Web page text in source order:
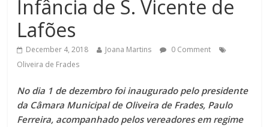
Infância de S. Vicente de
Lafões
December 4, 2018 Joana Martins
0 Comment
Oliveira de Frades
No dia 1 de dezembro foi inaugurado pelo presidente
da Câmara Municipal de Oliveira de Frades, Paulo
Ferreira, acompanhado pelos vereadores em regime